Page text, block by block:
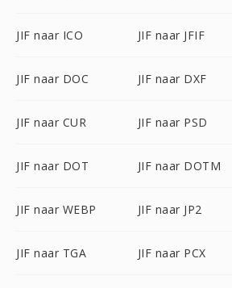
JIF naar ICO JIF naar JFIF
JIF naar DOC JIF naar DXF
JIF naar CUR JIF naar PSD
JIF naar DOT JIF naar DOTM
JIF naar WEBP JIF naar JP2
JIF naar TGA JIF naar PCX